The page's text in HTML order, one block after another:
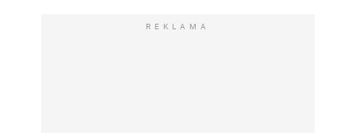
REKLAMA